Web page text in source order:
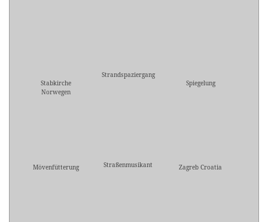
Stabkirche
Norwegen
Strandspaziergang
Spiegelung
Mövenfütterung Straßenmusikant Zagreb Croatia